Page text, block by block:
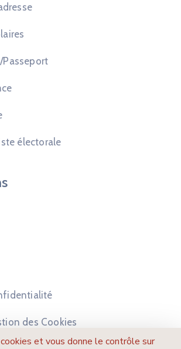
Passeport
électorale
des Cookies
et vous donne le contrôle sur